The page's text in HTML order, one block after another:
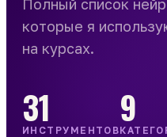
Полный список
которые я
на курсах.
31
ИНСТРУМЕНТОВ 9